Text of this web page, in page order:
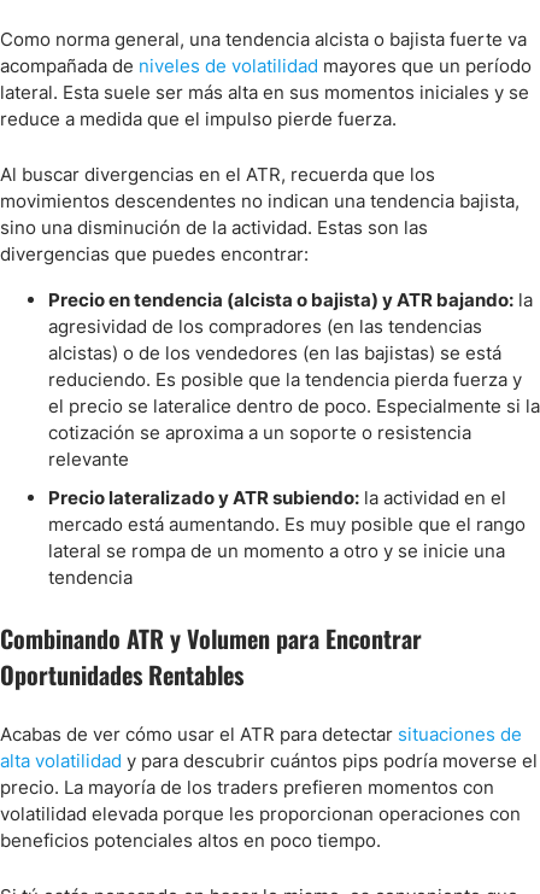
Como norma general, una tendencia alcista o bajista fuerte va
acompañada de niveles de volatilidad mayores que un período
lateral. Esta suele ser más alta en sus momentos iniciales y se
reduce a medida que el impulso pierde fuerza.
Al buscar divergencias en el ATR, recuerda que los
movimientos descendentes no indican una tendencia bajista,
sino una disminución de la actividad. Estas son las
divergencias que puedes encontrar:
Precio en tendencia (alcista o bajista) y ATR bajando: la
agresividad de los compradores (en las tendencias
alcistas) o de los vendedores (en las bajistas) se está
reduciendo. Es posible que la tendencia pierda fuerza y
el precio se lateralice dentro de poco. Especialmente si la
cotización se aproxima a un soporte o resistencia
relevante
Precio lateralizado y ATR subiendo: la actividad en el
mercado está aumentando. Es muy posible que el rango
lateral se rompa de un momento a otro y se inicie una
tendencia
Combinando ATR y Volumen para Encontrar
Oportunidades Rentables
Acabas de ver cómo usar el ATR para detectar situaciones de
alta volatilidad y para descubrir cuántos pips podría moverse el
precio. La mayoría de los traders prefieren momentos con
volatilidad elevada porque les proporcionan operaciones con
beneficios potenciales altos en poco tiempo.